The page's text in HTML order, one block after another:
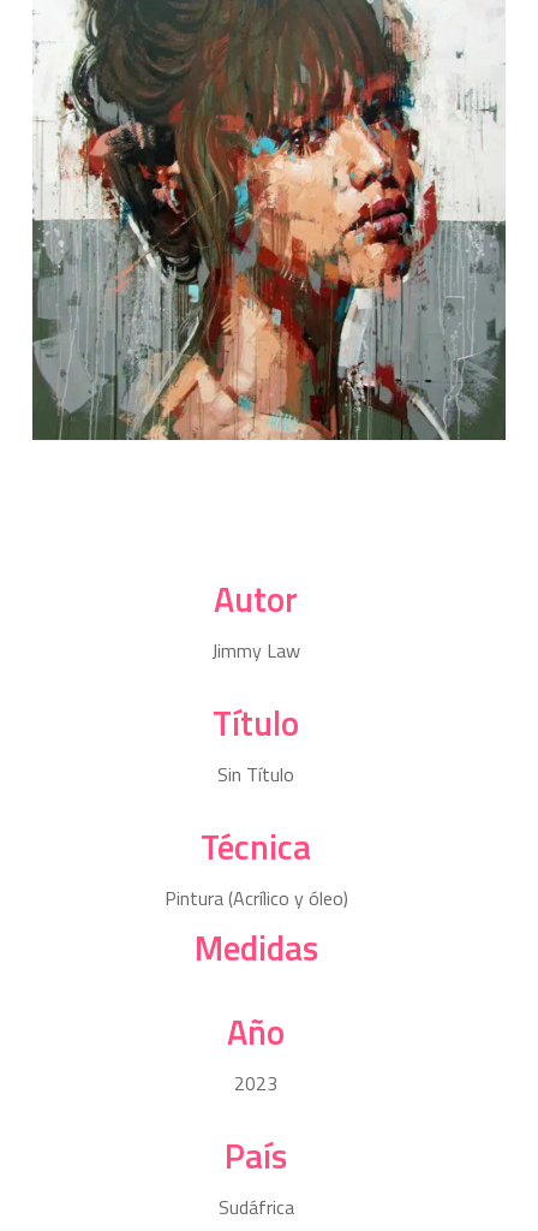
Autor
Jimmy Law
Título
Sin Título
Técnica
Pintura (Acrílico y óleo)
Medidas
Año
2023
País
Sudáfrica